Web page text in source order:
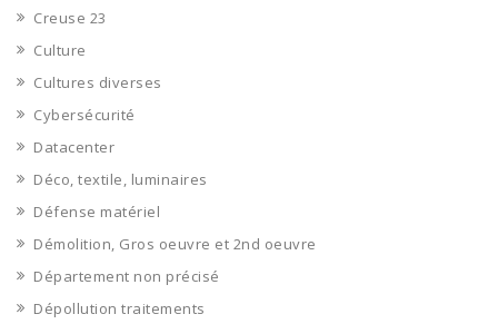
Creuse 23
Culture
Cultures diverses
Cybersécurité
Datacenter
Déco, textile, luminaires
Défense matériel
Démolition, Gros oeuvre et 2nd oeuvre
Département non précisé
Dépollution traitements